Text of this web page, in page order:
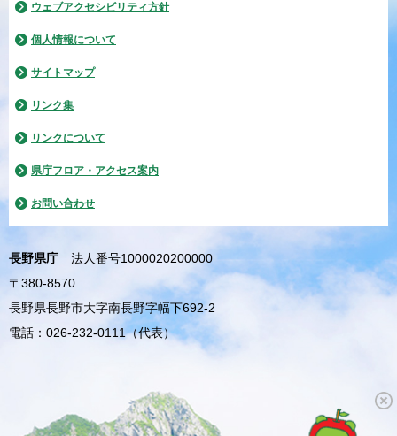
ウェブアクセシビリティ方針
個人情報について
サイトマップ
リンク集
リンクについて
県庁フロア・アクセス案内
お問い合わせ
長野県庁
法人番号1000020200000
〒380-8570
長野県長野市大字南長野字幅下692-2
電話：026-232-0111（代表）